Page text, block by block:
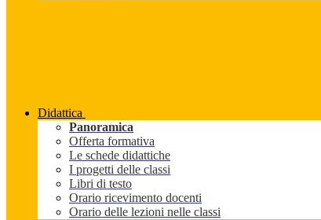
Didattica
Panoramica
Offerta formativa
Le schede didattiche
I progetti delle classi
Libri di testo
Orario ricevimento docenti
Orario delle lezioni nelle classi